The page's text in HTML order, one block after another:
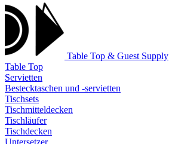
Table Top & Guest Supply
Table Top
Servietten
Bestecktaschen und -servietten
Tischsets
Tischmitteldecken
Tischläufer
Tischdecken